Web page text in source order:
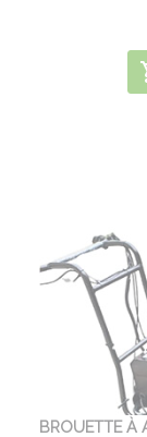
BROUETTE À